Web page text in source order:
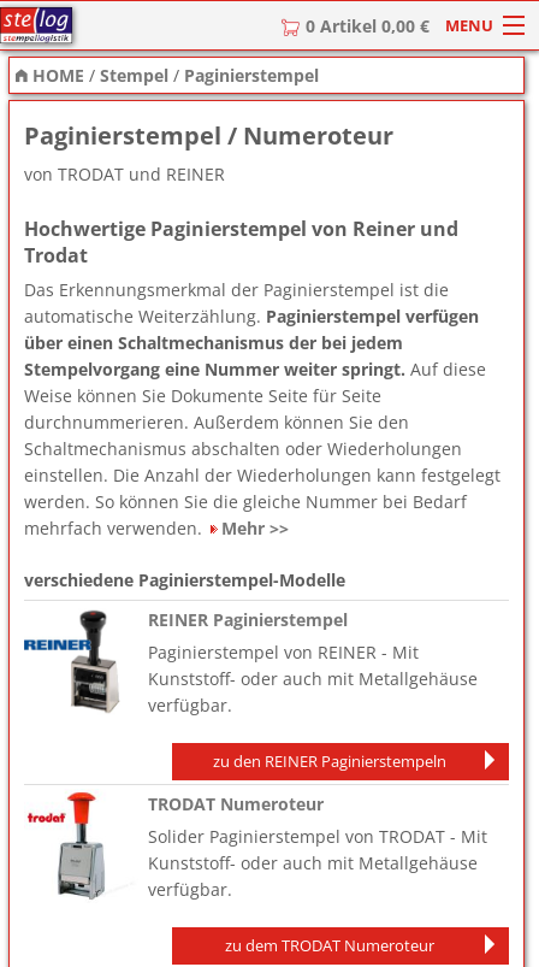
0 Artikel 0,00 € MENU
HOME
Stempel
Stempel-Textplatten
Stempelzubehör
HOME /Stempel / Paginierstempel
Paginierstempel / Numeroteur
von TRODAT und REINER
Hochwertige Paginierstempel von Reiner und
Trodat
Das Erkennungsmerkmal der Paginierstempel ist die
automatische Weiterzählung. Paginierstempel verfügen
über einen Schaltmechanismus der bei jedem
Stempelvorgang eine Nummer weiter springt. Auf diese
Weise können Sie Dokumente Seite für Seite
durchnummerieren. Außerdem können Sie den
Schaltmechanismus abschalten oder Wiederholungen
einstellen. Die Anzahl der Wiederholungen kann festgelegt
werden. So können Sie die gleiche Nummer bei Bedarf
mehrfach verwenden.
Mehr >>
verschiedene Paginierstempel-Modelle
REINER Paginierstempel
Paginierstempel von REINER - Mit
Kunststoff- oder auch mit Metallgehäuse
verfügbar.
zu den REINER Paginierstempeln
TRODAT Numeroteur
Solider Paginierstempel von TRODAT - Mit
Kunststoff- oder auch mit Metallgehäuse
verfügbar.
zu dem TRODAT Numeroteur